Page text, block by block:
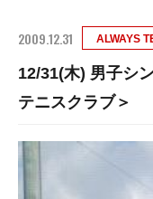
2009.12.31 ALWAYS
12/31(木) 男子シ
テニスクラブ＞